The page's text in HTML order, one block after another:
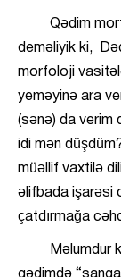
Qədim
deməliyik ki,
morfoloji
yeməyinə ara
(sənə) da verim
idi mən
müəllif vaxtilə
əlifbada işarəsi
çatdırmağa
Məlumdur ki,
qədimdə